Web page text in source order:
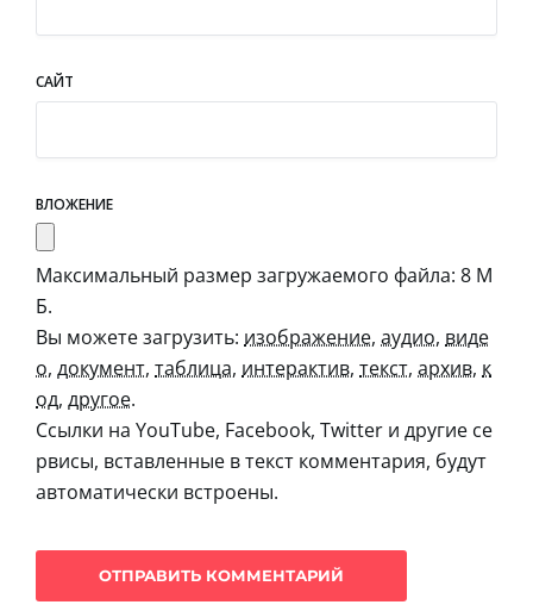
САЙТ
ВЛОЖЕНИЕ
Максимальный размер загружаемого файла: 8 М
Б.
Вы можете загрузить: изображение, аудио, виде
о, документ, таблица, интерактив, текст, архив, к
од, другое.
Ссылки на YouTube, Facebook, Twitter и другие се
рвисы, вставленные в текст комментария, будут
автоматически встроены.